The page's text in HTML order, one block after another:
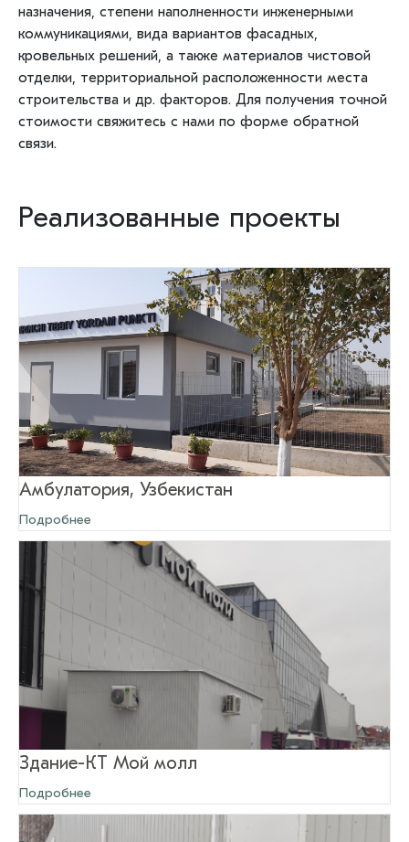
назначения, степени наполненности инженерными
коммуникациями, вида вариантов фасадных,
кровельных решений, а также материалов чистовой
отделки, территориальной расположенности места
строительства и др. факторов. Для получения точной
стоимости свяжитесь с нами по форме обратной
связи.
Реализованные проекты
Амбулатория, Узбекистан
Подробнее
Здание-КТ Мой молл
Подробнее